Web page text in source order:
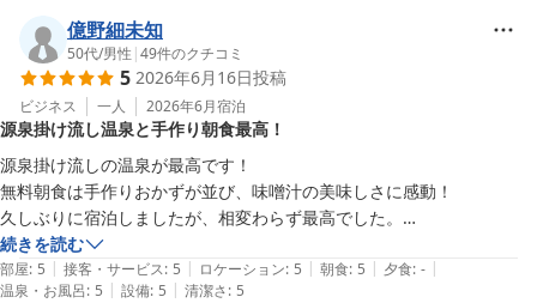
でも、おっしゃっていただいたように、ダイヤル式の電話などもご
ざいますので、昭和のかほりを残しつつ、お客様に気持ち良くお過
ごしいただけますようこれからもスタッフ一同励んで参ります。
ぜひまたお越しください。
ホテル 昭和＜山梨県＞
2026-06-23
億野細未知
50代/男性 |49件のクチコミ
5 2026年6月16日投稿
ビジネス 一人 2026年6月宿泊
源泉掛け流し温泉と手作り朝食最高！
源泉掛け流しの温泉が最高です！
無料朝食は手作りおかずが並び、味噌汁の美味しさに感動！
久しぶりに宿泊しましたが、相変わらず最高でした。
またお伺いさせていただきます！
続きを読む
部屋: 5 | 接客・サービス: 5 | ロケーション: 5 | 朝食: 5 | 夕食: - |
温泉・お風呂: 5 | 設備: 5 | 清潔さ: 5